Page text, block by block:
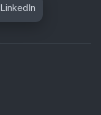
LinkedIn